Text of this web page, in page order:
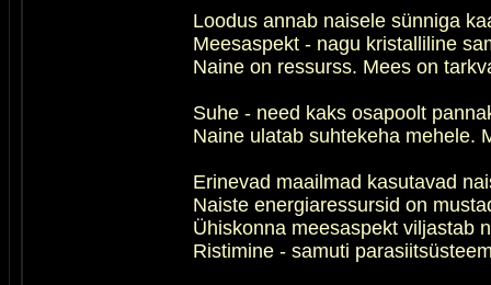
Loodus annab naisele sünniga
Meesaspekt - nagu kristalliline
Naine on ressurss. Mees on
Suhe - need kaks osapoolt
Naine ulatab suhtekeha mehele.
Erinevad maailmad kasutavad
Naiste energiaressursid on
Ühiskonna meesaspekt viljastab
Ristimine - samuti